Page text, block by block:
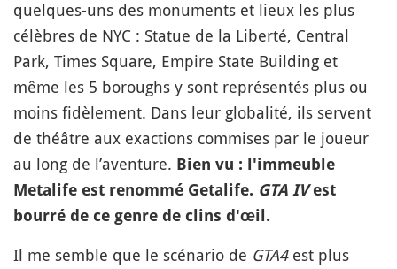
quelques-uns des monuments et lieux les plus
célèbres de NYC : Statue de la Liberté, Central
Park, Times Square, Empire State Building et
même les 5 boroughs y sont représentés plus ou
moins fidèlement. Dans leur globalité, ils servent
de théâtre aux exactions commises par le joueur
au long de l’aventure. Bien vu : l'immeuble
Metalife est renommé Getalife. GTA IVest
bourré de ce genre de clins d'œil.
Il me semble que le scénario de GTA4est plus